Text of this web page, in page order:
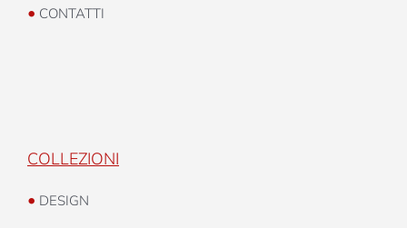
• CONTATTI
COLLEZIONI
• DESIGN